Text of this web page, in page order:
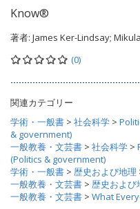
Know®
著者: James Ker-Lindsay;
(0)
関連カテゴリー
学術・一般書 > 社会科学 >
& government)
一般教養・文芸書 > 社会科学 >
(Politics & government)
学術・一般書 > 歴史および地理
一般教養・文芸書 > 歴史および
一般教養・文芸書 > What